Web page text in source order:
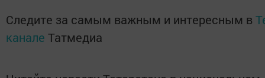
Следите за самым важным и интересным в
канале Татмедиа